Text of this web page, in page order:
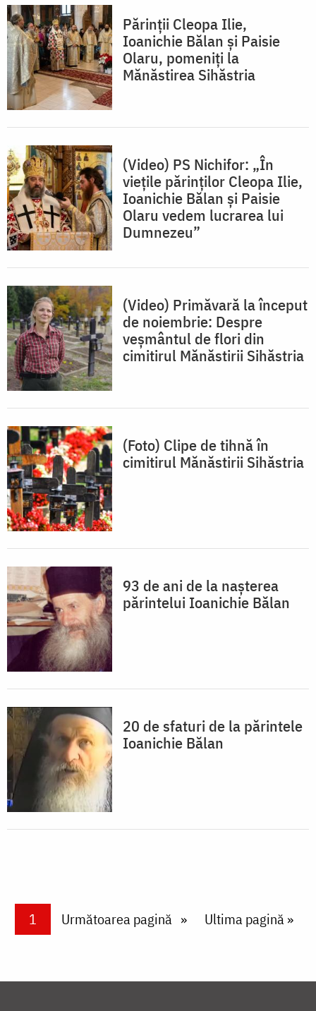
Părinții Cleopa Ilie,
Ioanichie Bălan și Paisie
Olaru, pomeniți la
Mănăstirea Sihăstria
(Video) PS Nichifor: „În
viețile părinților Cleopa Ilie,
Ioanichie Bălan și Paisie
Olaru vedem lucrarea lui
Dumnezeu”
(Video) Primăvară la început
de noiembrie: Despre
veșmântul de flori din
cimitirul Mănăstirii Sihăstria
(Foto) Clipe de tihnă în
cimitirul Mănăstirii Sihăstria
93 de ani de la nașterea
părintelui Ioanichie Bălan
20 de sfaturi de la părintele
Ioanichie Bălan
PaginareCurrent page
1 Next page
Următoarea pagină Last page
Ultima pagină »